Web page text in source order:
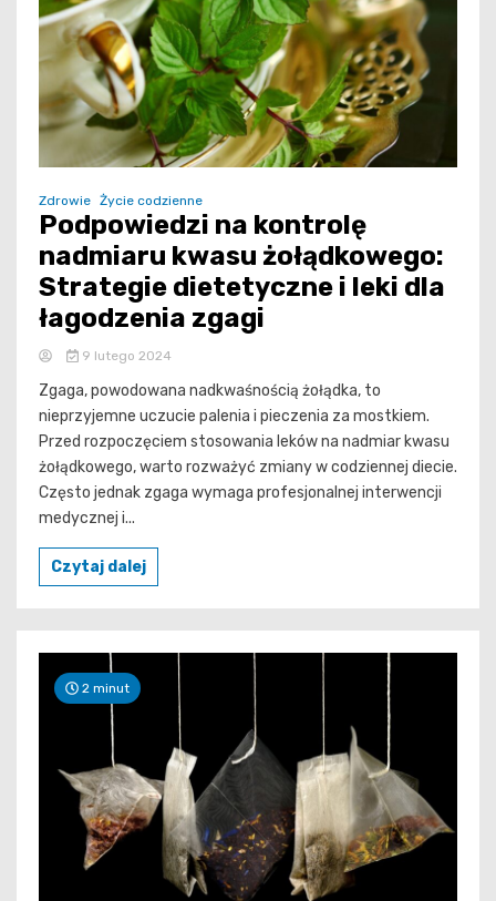
Zdrowie Życie codzienne
Podpowiedzi na kontrolę
nadmiaru kwasu żołądkowego:
Strategie dietetyczne i leki dla
łagodzenia zgagi
9 lutego 2024
Zgaga, powodowana nadkwaśnością żołądka, to
nieprzyjemne uczucie palenia i pieczenia za mostkiem.
Przed rozpoczęciem stosowania leków na nadmiar kwasu
żołądkowego, warto rozważyć zmiany w codziennej diecie.
Często jednak zgaga wymaga profesjonalnej interwencji
medycznej i...
Czytaj dalej
2 minut